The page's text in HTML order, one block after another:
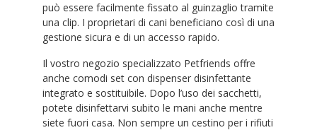
può essere facilmente fissato al guinzaglio tramite
una clip. I proprietari di cani beneficiano così di una
gestione sicura e di un accesso rapido.
Il vostro negozio specializzato Petfriends offre
anche comodi set con dispenser disinfettante
integrato e sostituibile. Dopo l’uso dei sacchetti,
potete disinfettarvi subito le mani anche mentre
siete fuori casa. Non sempre un cestino per i rifiuti